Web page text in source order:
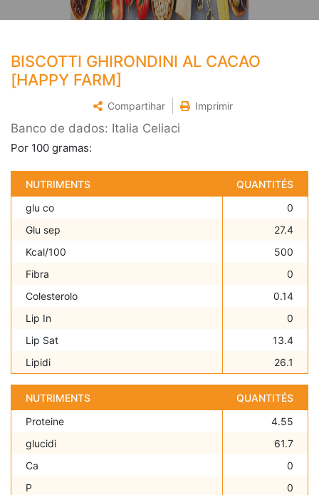
BISCOTTI GHIRONDINI AL CACAO
[HAPPY FARM]
Compartihar Imprimir
Banco de dados: Italia Celiaci
Por 100 gramas:
NUTRIMENTS
QUANTITÉS
glu co
0
Glu sep
27.4
Kcal/100
500
Fibra
0
Colesterolo
0.14
Lip In
0
Lip Sat
13.4
Lipidi
26.1
NUTRIMENTS
QUANTITÉS
Proteine
4.55
glucidi
61.7
Ca
0
P
0